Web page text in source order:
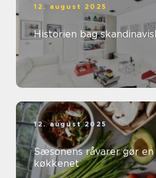
12. august 2025
Historien bag
12. august 2025
Sæsonens råvarer gør
køkkenet